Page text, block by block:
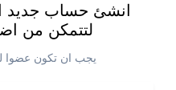
انشئ حساب جديد
لتتمكن من
يجب ان تكون عضوا